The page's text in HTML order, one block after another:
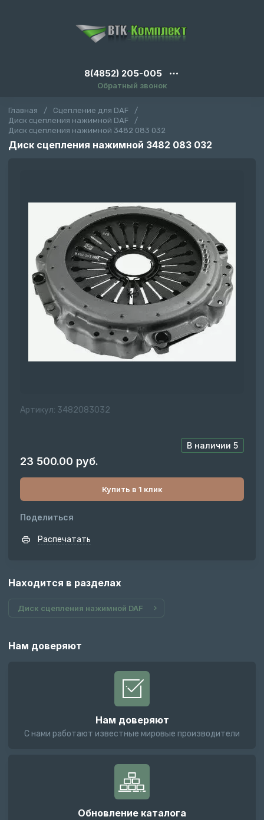
8(4852) 205-005
Обратный звонок
Главная / Сцепление для DAF
/
Диск сцепления нажимной DAF
/
Диск сцепления нажимной 3482 083 032
Диск сцепления нажимной 3482 083 032
Артикул: 3482083032
В наличии 5
23 500.00 руб.
Купить в 1 клик
Поделиться
Распечатать
Находится в разделах
Диск сцепления нажимной DAF
Нам доверяют
Нам доверяют
С нами работают известные мировые производители
Обновление каталога